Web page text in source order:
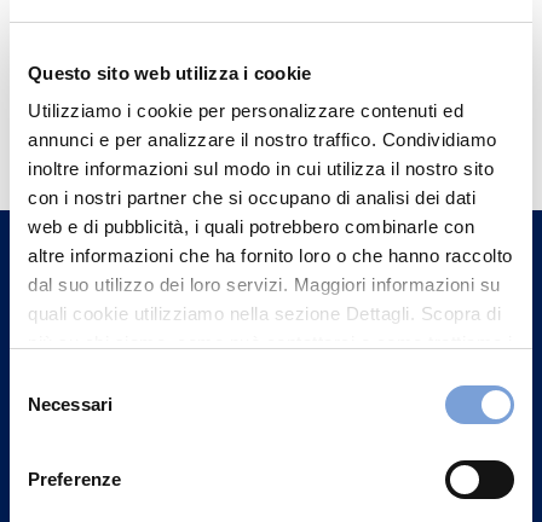
Questo sito web utilizza i cookie
Utilizziamo i cookie per personalizzare contenuti ed
annunci e per analizzare il nostro traffico. Condividiamo
inoltre informazioni sul modo in cui utilizza il nostro sito
con i nostri partner che si occupano di analisi dei dati
web e di pubblicità, i quali potrebbero combinarle con
altre informazioni che ha fornito loro o che hanno raccolto
dal suo utilizzo dei loro servizi. Maggiori informazioni su
quali cookie utilizziamo nella sezione Dettagli. Scopra di
può trovare nel footer del sito nella sezione "Informativa
delNecessari
Preferenze
Hai bisogno di
informazioni?
Trova l'Agenzia più vicina a te e parla con
un nostro Agente.
Contattaci